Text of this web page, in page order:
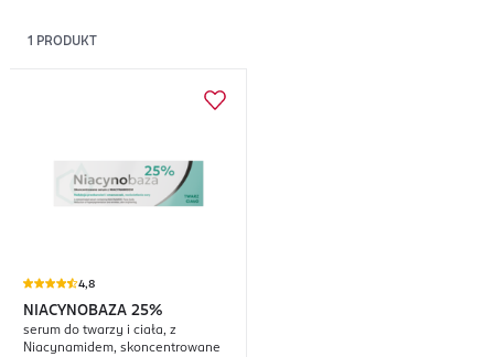
1 PRODUKT
4,8
NIACYNOBAZA 25%
serum do twarzy i ciała, z
Niacynamidem, skoncentrowane